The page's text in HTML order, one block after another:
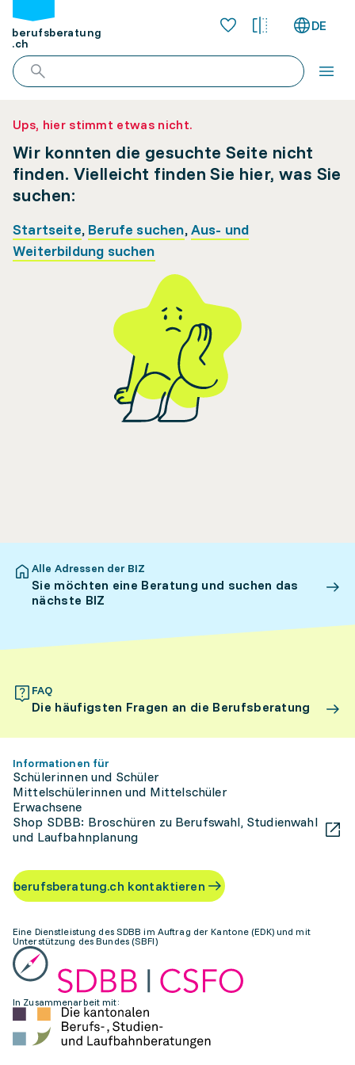
berufsberatung
.ch
DE
Ups, hier stimmt etwas nicht.
Wir konnten die gesuchte Seite nicht
finden. Vielleicht finden Sie hier, was Sie
suchen:
Startseite, Berufe suchen,Aus- und
Weiterbildung suchen
Alle Adressen der BIZ
Sie möchten eine Beratung und suchen das
nächste BIZ
FAQ
Die häufigsten Fragen an die Berufsberatung
Informationen für
Schülerinnen und Schüler
Mittelschülerinnen und Mittelschüler
Erwachsene
Shop SDBB: Broschüren zu Berufswahl, Studienwahl
und Laufbahnplanung
berufsberatung.ch kontaktieren
Eine Dienstleistung des SDBB im Auftrag der Kantone (EDK) und mit
Unterstützung des Bundes (SBFI)
In Zusammenarbeit mit: